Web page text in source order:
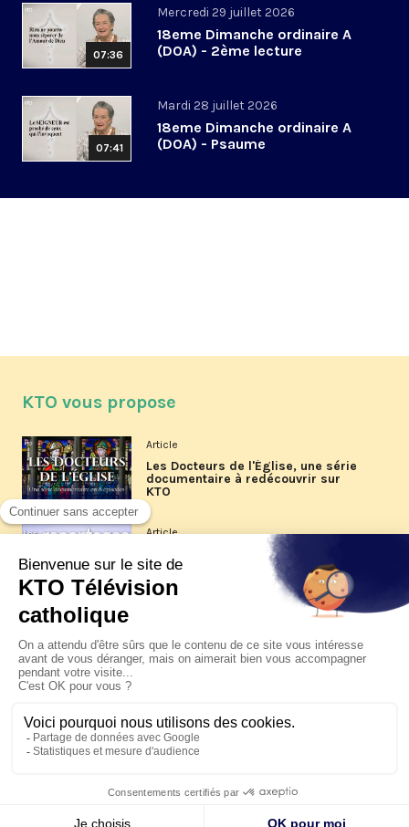
07:36
Mercredi 29 juillet 2026
18eme Dimanche ordinaire A
(DOA) - 2ème lecture
07:41
Mardi 28 juillet 2026
18eme Dimanche ordinaire A
(DOA) - Psaume
KTO vous propose
Article
Les Docteurs de l'Église, une série
documentaire à redécouvrir sur
KTO
Article
Les reportages d'été 2026 de KTO
La visite pastorale du pape Léon
XIV à Assise à suivre sur KTO le
jeudi 6 août
Le pape en Uruguay, Argentine et
Pérou du 6 au 17 novembre 2026